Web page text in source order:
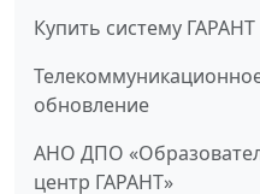
Купить систему ГАРАНТ
обновление
АНО ДПО
центр ГАРАНТ»